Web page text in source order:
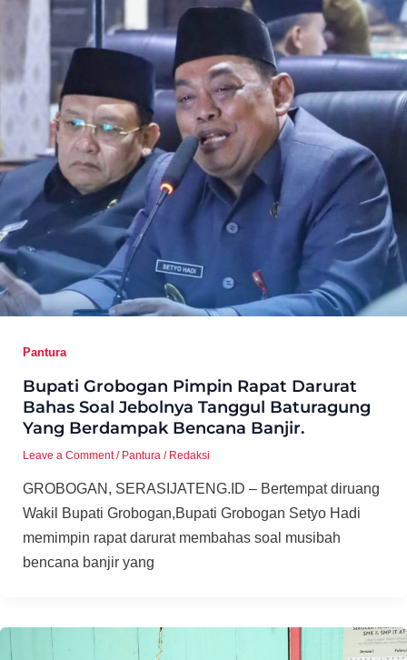
Pantura
Bupati Grobogan Pimpin Rapat Darurat
Bahas Soal Jebolnya Tanggul Baturagung
Yang Berdampak Bencana Banjir.
Leave a Comment / Pantura/ Redaksi
GROBOGAN, SERASIJATENG.ID – Bertempat diruang
Wakil Bupati Grobogan,Bupati Grobogan Setyo Hadi
memimpin rapat darurat membahas soal musibah
bencana banjir yang